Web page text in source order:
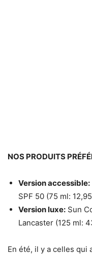
NOS PRODUITS
Version accessible:
SPF 50 (75 ml:
Version luxe: Sun
Lancaster (125 ml:
En été, il y a celles qui